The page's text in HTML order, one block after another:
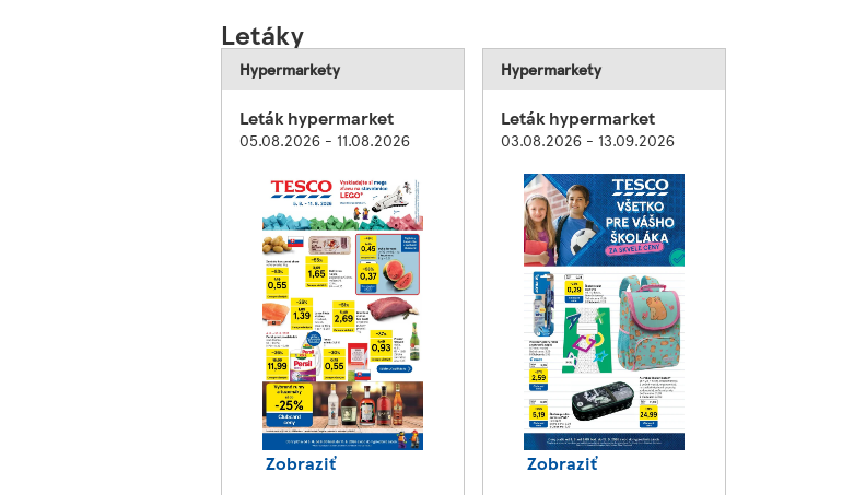
Letáky
Hypermarkety
Leták hypermarket
05.08.2026 - 11.08.2026
Zobraziť
Hypermarkety
Leták hypermarket
03.08.2026 - 13.09.2026
Zobraziť